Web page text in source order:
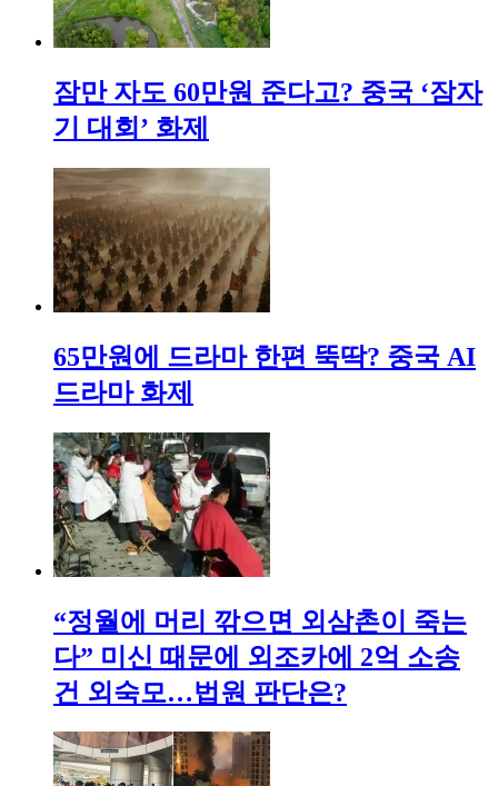
잠만 자도 60만원 준다고? 중국 ‘잠자
기 대회’ 화제
65만원에 드라마 한편 뚝딱? 중국 AI
드라마 화제
“정월에 머리 깎으면 외삼촌이 죽는
다” 미신 때문에 외조카에 2억 소송
건 외숙모…법원 판단은?